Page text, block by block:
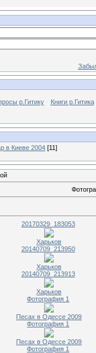
р.Гитику Книги р.Гитика
в Киеве 2004 [11]
20170329_183053
Харьков
20140709_213950
Харьков
20140709_213913
Харьков
Фотография 1
Песах в Одессе 2009
Фотография 1
Песах в Одессе 2009
Фотография 1